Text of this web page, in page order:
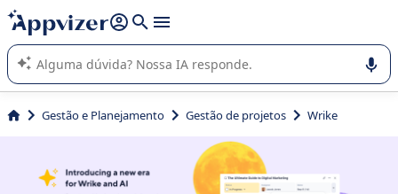
de nossa IA (várias linhas com
A IA do Appvizer o orienta no uso ou na seleção de software
SaaS para sua empresa.
Gestão e Planejamento Gestão de projetos Wrike